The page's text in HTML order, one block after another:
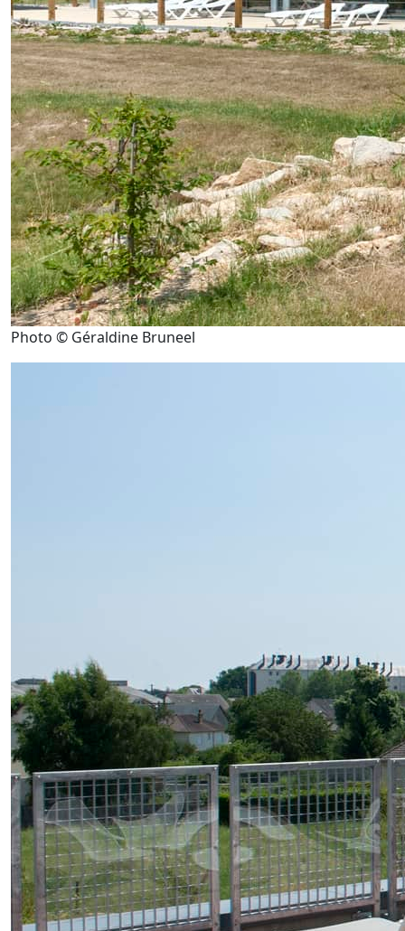
Photo © Géraldine Bruneel